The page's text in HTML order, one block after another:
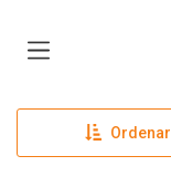
Ordenar